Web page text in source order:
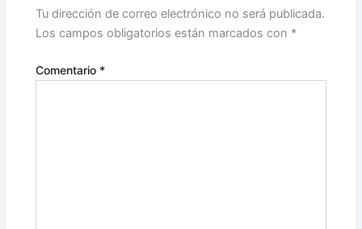
Tu dirección de correo electrónico no será publicada.
Los campos obligatorios están marcados con *
Comentario *